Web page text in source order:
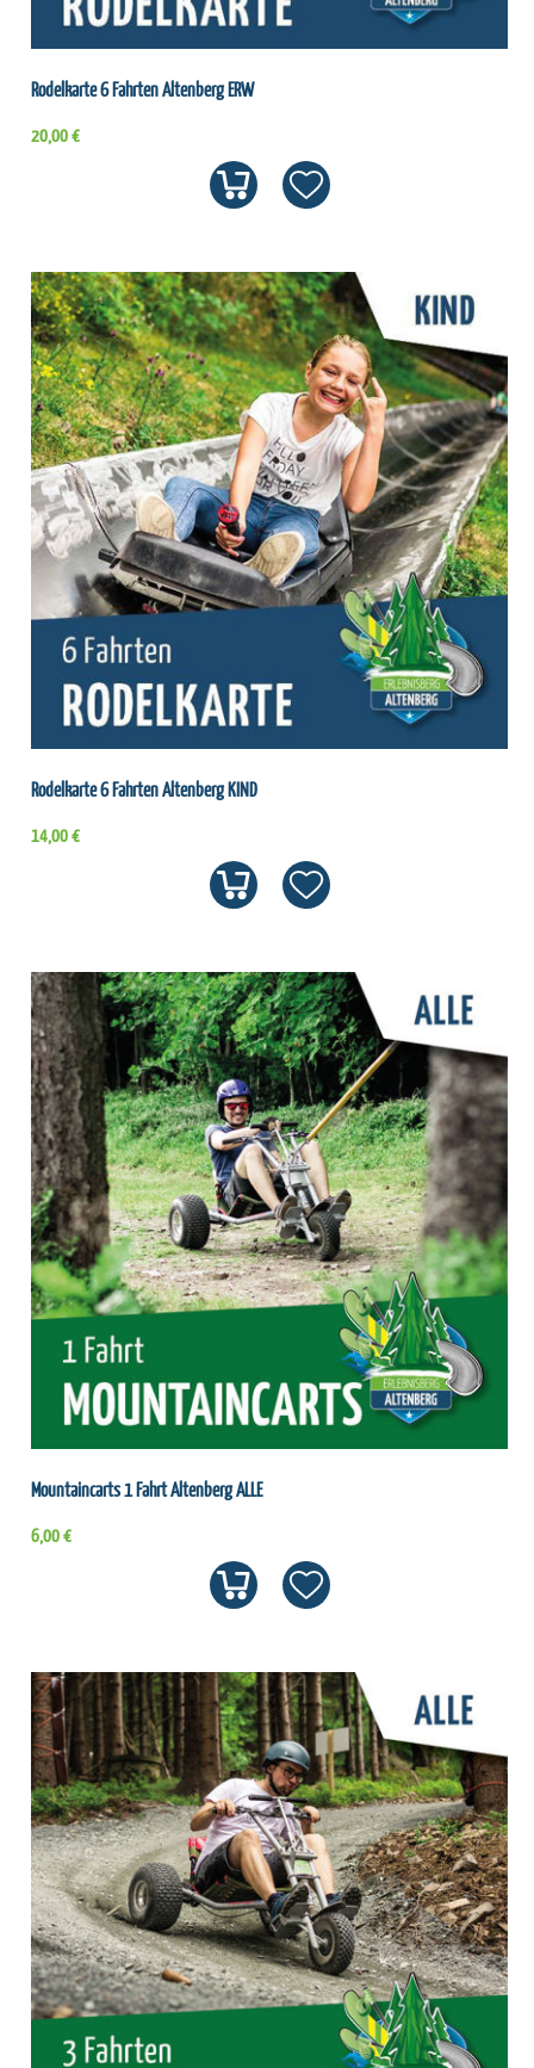
Rodelkarte 6 Fahrten Altenberg ERW
20,00 €
Rodelkarte 6 Fahrten Altenberg KIND
14,00 €
Mountaincarts 1 Fahrt Altenberg ALLE
6,00 €